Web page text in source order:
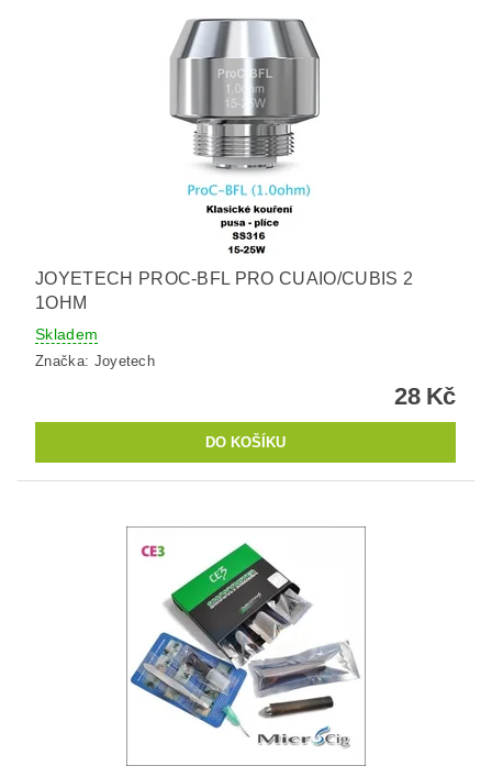
JOYETECH PROC-BFL PRO CUAIO/CUBIS 2
1OHM
Skladem
Značka: Joyetech
28 Kč